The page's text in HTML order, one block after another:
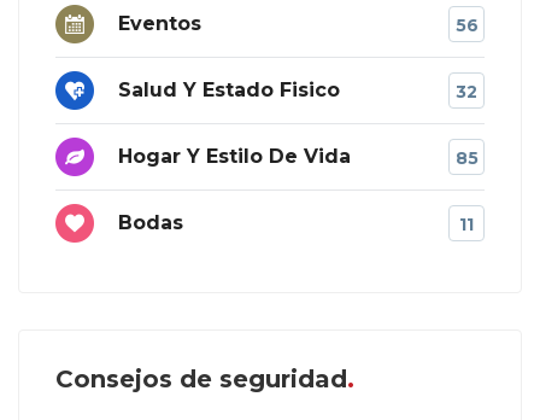
Eventos 56
Salud Y Estado Fisico 32
Hogar Y Estilo De Vida 85
Bodas 11
Consejos de seguridad